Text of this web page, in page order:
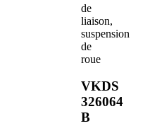
de
liaison,
suspension
de
roue
VKDS
326064
B